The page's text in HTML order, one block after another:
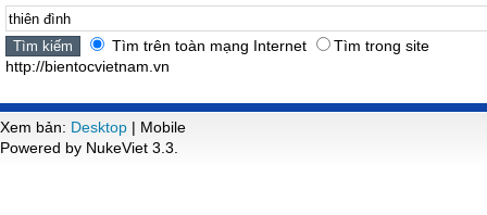
Tìm trên toàn mạng Internet
Tìm trong site
http://bientocvietnam.vn
Xem bản: Desktop | Mobile
Powered by NukeViet 3.3.